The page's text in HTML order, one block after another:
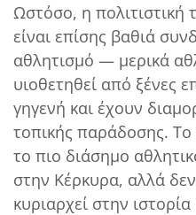
Ωστόσο, η πολιτιστική
είναι επίσης βαθιά
αθλητισμό — μερικά
υιοθετηθεί από ξένες
γηγενή και έχουν
τοπικής παράδοσης. Το
το πιο διάσημο
στην Κέρκυρα, αλλά
κυριαρχεί στην